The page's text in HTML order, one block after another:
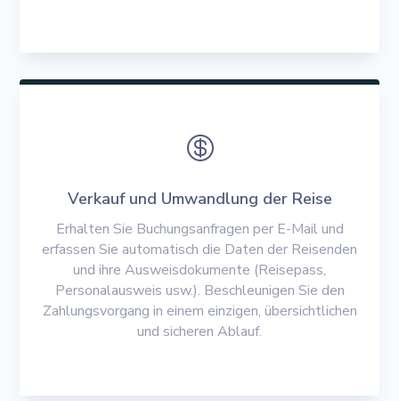

Verkauf und Umwandlung der Reise
Erhalten Sie Buchungsanfragen per E-Mail und
erfassen Sie automatisch die Daten der Reisenden
und ihre Ausweisdokumente (Reisepass,
Personalausweis usw.). Beschleunigen Sie den
Zahlungsvorgang in einem einzigen, übersichtlichen
und sicheren Ablauf.